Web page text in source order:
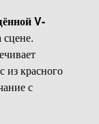
V-
сцене.
из красного
с